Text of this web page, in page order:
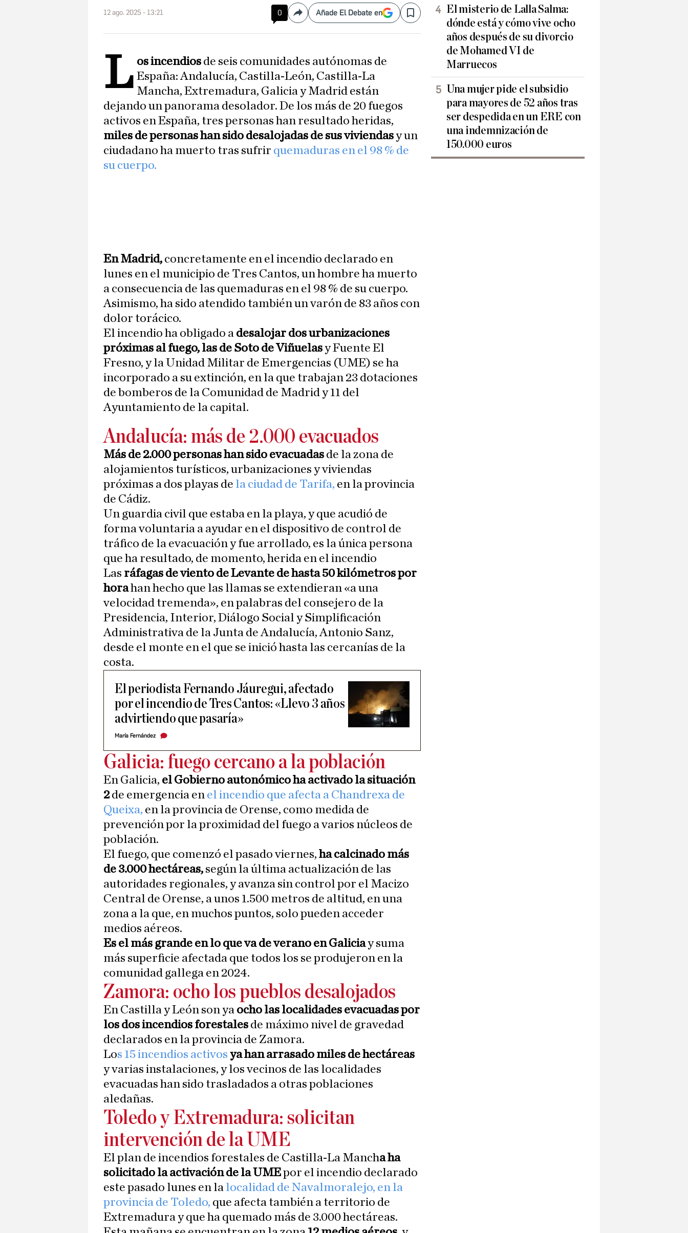
12 ago. 2025 - 13:21 0 CompartirAñade El Debate en Save
L os incendios de seis comunidades autónomas de
España: Andalucía, Castilla-León, Castilla-La
Mancha, Extremadura, Galicia y Madrid están
dejando un panorama desolador. De los más de 20 fuegos
activos en España, tres personas han resultado heridas,
miles de personas han sido desalojadas de sus viviendasy un
ciudadano ha muerto tras sufrir quemaduras en el 98 % de
su cuerpo.
En Madrid, concretamente en el incendio declarado en
lunes en el municipio de Tres Cantos, un hombre ha muerto
a consecuencia de las quemaduras en el 98 % de su cuerpo.
Asimismo, ha sido atendido también un varón de 83 años con
dolor torácico.
El incendio ha obligado a desalojar dos urbanizaciones
próximas al fuego, las de Soto de Viñuelasy Fuente El
Fresno, y la Unidad Militar de Emergencias (UME) se ha
incorporado a su extinción, en la que trabajan 23 dotaciones
de bomberos de la Comunidad de Madrid y 11 del
Ayuntamiento de la capital.
Andalucía: más de 2.000 evacuados
Más de 2.000 personas han sido evacuadas de la zona de
alojamientos turísticos, urbanizaciones y viviendas
próximas a dos playas de la ciudad de Tarifa, en la provincia
de Cádiz.
Un guardia civil que estaba en la playa, y que acudió de
forma voluntaria a ayudar en el dispositivo de control de
tráfico de la evacuación y fue arrollado, es la única persona
que ha resultado, de momento, herida en el incendio
Las ráfagas de viento de Levante de hasta 50 kilómetros por
horahan hecho que las llamas se extendieran «a una
velocidad tremenda», en palabras del consejero de la
Presidencia, Interior, Diálogo Social y Simplificación
Administrativa de la Junta de Andalucía, Antonio Sanz,
desde el monte en el que se inició hasta las cercanías de la
costa.
El periodista Fernando Jáuregui, afectado
por el incendio de Tres Cantos: «Llevo 3 años
advirtiendo que pasaría»
María Fernández
Galicia: fuego cercano a la población
En Galicia, el Gobierno autonómico ha activado la situación
2 de emergencia en el incendio que afecta a Chandrexa de
Queixa, en la provincia de Orense, como medida de
prevención por la proximidad del fuego a varios núcleos de
población.
El fuego, que comenzó el pasado viernes, ha calcinado más
de 3.000 hectáreas, según la última actualización de las
autoridades regionales, y avanza sin control por el Macizo
Central de Orense, a unos 1.500 metros de altitud, en una
zona a la que, en muchos puntos, solo pueden acceder
medios aéreos.
Es el más grande en lo que va de verano en Galiciay suma
más superficie afectada que todos los se produjeron en la
comunidad gallega en 2024.
Zamora: ocho los pueblos desalojados
En Castilla y León son ya ocho las localidades evacuadas por
los dos incendios forestales de máximo nivel de gravedad
declarados en la provincia de Zamora.
Los 15 incendios activos ya han arrasado miles de hectáreas
y varias instalaciones, y los vecinos de las localidades
evacuadas han sido trasladados a otras poblaciones
aledañas.
Toledo y Extremadura: solicitan
intervención de la UME
El plan de incendios forestales de Castilla-La Mancha ha
solicitado la activación de la UMEpor el incendio declarado
este pasado lunes en la localidad de Navalmoralejo, en la
provincia de Toledo, que afecta también a territorio de
Extremadura y que ha quemado más de 3.000 hectáreas.
El misterio de Lalla Salma:
dónde está y cómo vive ocho
años después de su divorcio
de Mohamed VI de
Marruecos
Una mujer pide el subsidio
para mayores de 52 años tras
ser despedida en un ERE con
una indemnización de
150.000 euros